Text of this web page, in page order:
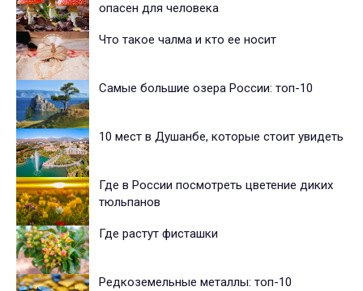
опасен для человека
Что такое чалма и кто ее носит
Самые большие озера России: топ-10
10 мест в Душанбе, которые стоит увидеть
Где в России посмотреть цветение диких
тюльпанов
Где растут фисташки
Редкоземельные металлы: топ-10